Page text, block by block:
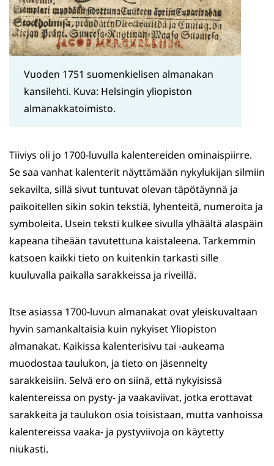
Vuoden 1751 suomenkielisen almanakan
kansilehti. Kuva: Helsingin yliopiston
almanakkatoimisto.
Tiiviys oli jo 1700-luvulla kalentereiden ominaispiirre.
Se saa vanhat kalenterit näyttämään nykylukijan silmiin
sekavilta, sillä sivut tuntuvat olevan täpötäynnä ja
paikoitellen sikin sokin tekstiä, lyhenteitä, numeroita ja
symboleita. Usein teksti kulkee sivulla ylhäältä alaspäin
kapeana tiheään tavutettuna kaistaleena. Tarkemmin
katsoen kaikki tieto on kuitenkin tarkasti sille
kuuluvalla paikalla sarakkeissa ja riveillä.
Itse asiassa 1700-luvun almanakat ovat yleiskuvaltaan
hyvin samankaltaisia kuin nykyiset Yliopiston
almanakat. Kaikissa kalenterisivu tai -aukeama
muodostaa taulukon, ja tieto on jäsennelty
sarakkeisiin. Selvä ero on siinä, että nykyisissä
kalentereissa on pysty- ja vaakaviivat, jotka erottavat
sarakkeita ja taulukon osia toisistaan, mutta vanhoissa
kalentereissa vaaka- ja pystyviivoja on käytetty
niukasti.